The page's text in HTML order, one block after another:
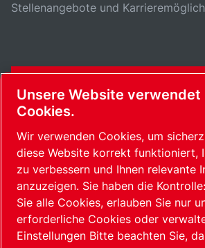
Stellenangebote und
KONTAKTFORMULAR
SitemapCookies verwalten© 2026
Germany / DE
Unsere Website verwendet
Cookies.
Wir verwenden Cookies, um
diese Website korrekt funktioniert,
zu verbessern und Ihnen relevante
anzuzeigen. Sie haben die
Sie alle Cookies, erlauben Sie nur
erforderliche Cookies oder
Einstellungen Bitte beachten Sie,